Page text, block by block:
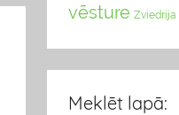
vēsture Zviedrija
Meklēt lapā: